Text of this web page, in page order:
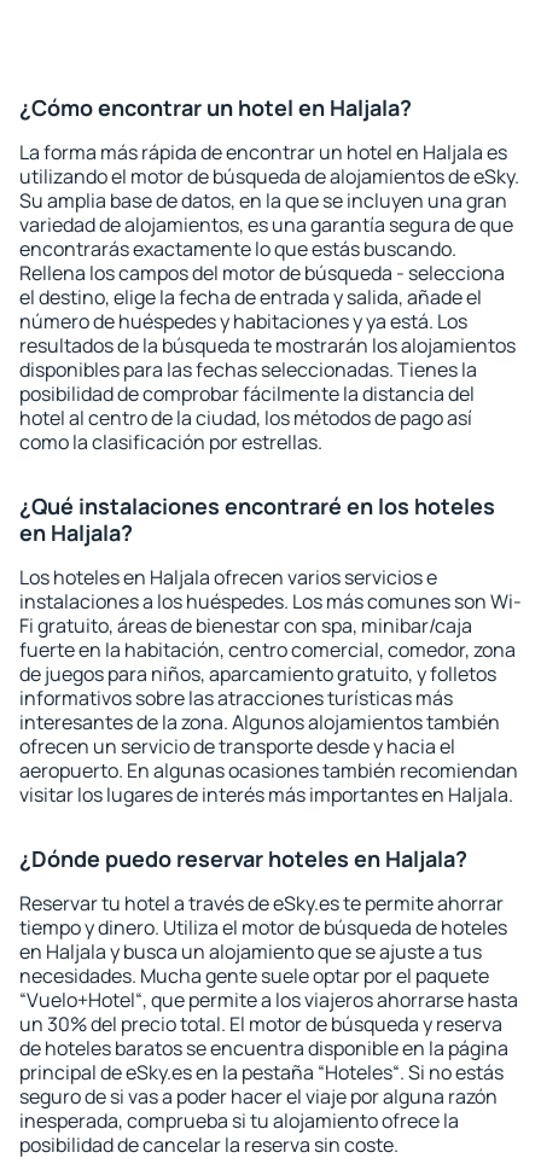
¿Cómo encontrar un hotel en Haljala?
La forma más rápida de encontrar un hotel en Haljala es
utilizando el motor de búsqueda de alojamientos de eSky.
Su amplia base de datos, en la que se incluyen una gran
variedad de alojamientos, es una garantía segura de que
encontrarás exactamente lo que estás buscando.
Rellena los campos del motor de búsqueda - selecciona
el destino, elige la fecha de entrada y salida, añade el
número de huéspedes y habitaciones y ya está. Los
resultados de la búsqueda te mostrarán los alojamientos
disponibles para las fechas seleccionadas. Tienes la
posibilidad de comprobar fácilmente la distancia del
hotel al centro de la ciudad, los métodos de pago así
como la clasificación por estrellas.
¿Qué instalaciones encontraré en los hoteles
en Haljala?
Los hoteles en Haljala ofrecen varios servicios e
instalaciones a los huéspedes. Los más comunes son Wi-
Fi gratuito, áreas de bienestar con spa, minibar/caja
fuerte en la habitación, centro comercial, comedor, zona
de juegos para niños, aparcamiento gratuito, y folletos
informativos sobre las atracciones turísticas más
interesantes de la zona. Algunos alojamientos también
ofrecen un servicio de transporte desde y hacia el
aeropuerto. En algunas ocasiones también recomiendan
visitar los lugares de interés más importantes en Haljala.
¿Dónde puedo reservar hoteles en Haljala?
Reservar tu hotel a través de eSky.es te permite ahorrar
tiempo y dinero. Utiliza el motor de búsqueda de hoteles
en Haljala y busca un alojamiento que se ajuste a tus
necesidades. Mucha gente suele optar por el paquete
“Vuelo+Hotel“, que permite a los viajeros ahorrarse hasta
un 30% del precio total. El motor de búsqueda y reserva
de hoteles baratos se encuentra disponible en la página
principal de eSky.es en la pestaña “Hoteles“. Si no estás
seguro de si vas a poder hacer el viaje por alguna razón
inesperada, comprueba si tu alojamiento ofrece la
posibilidad de cancelar la reserva sin coste.